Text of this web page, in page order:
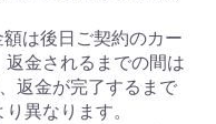
は後日ご契約のカー
返金されるまでの間は
返金が完了するまで
異なります。